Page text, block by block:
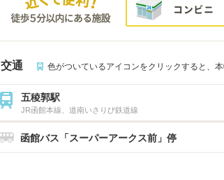
交通 色がついているアイコンをクリックすると、
五稜郭駅
JR函館本線、道南いさりび鉄道線
函館バス「スーパーアークス前」停